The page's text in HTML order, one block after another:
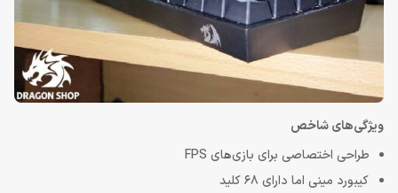
ویژگی‌های شاخص
طراحی اختصاصی برای بازی‌های FPS
کیبورد مینی اما دارای 68 کلید